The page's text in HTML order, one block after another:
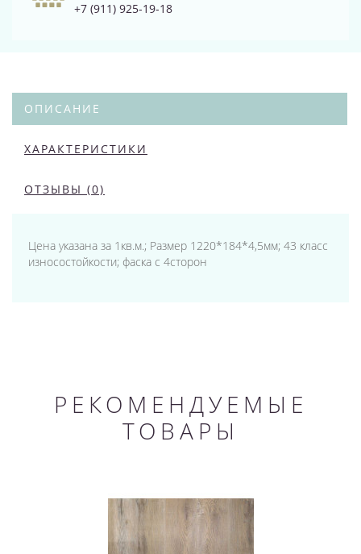
+7 (911) 925-19-18
ОПИСАНИЕ
ХАРАКТЕРИСТИКИ
ОТЗЫВЫ (0)
Цена указана за 1кв.м.; Размер 1220*184*4,5мм; 43 класс
износостойкости; фаска с 4сторон
РЕКОМЕНДУЕМЫЕ
ТОВАРЫ